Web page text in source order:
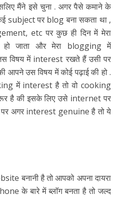
मैंने इसे चुना . अगर पैसे कमाने के
subject पर blog बना सकता था ,
etc पर कुछ ही दिन में मेरा
जाता और मेरा blogging में
विषय में interest रखते हैं उसी पर
आपने उस विषय में कोई पढ़ाई की हो .
में interest है तो वो cooking
है की इसके लिए उसे internet पर
, पर अगर interest genuine है तो ये
बनानी है तो आपको अपना दायरा
के बारे में ब्लॉग बनता है तो जल्द